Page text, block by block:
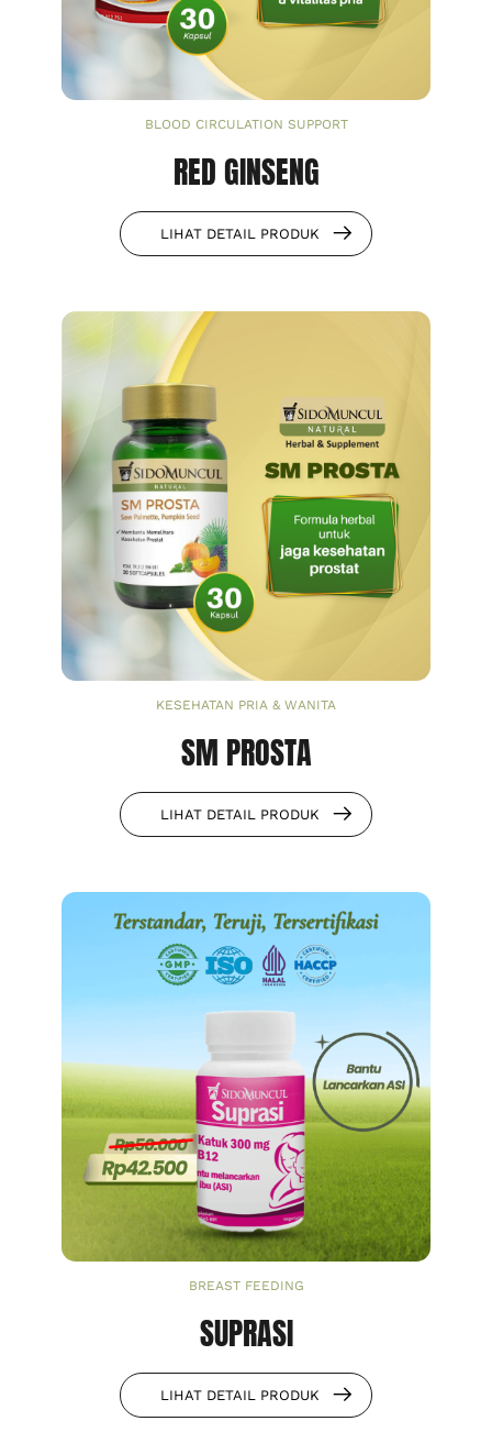
BLOOD CIRCULATION SUPPORT
RED GINSENG
LIHAT DETAIL PRODUK
KESEHATAN PRIA & WANITA
SM PROSTA
LIHAT DETAIL PRODUK
BREAST FEEDING
SUPRASI
LIHAT DETAIL PRODUK